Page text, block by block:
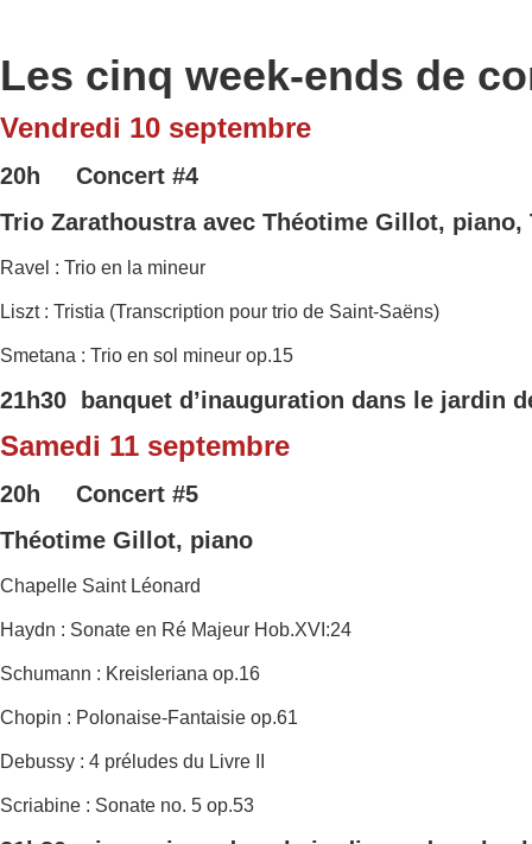
Les cinq week-ends de
Vendredi 10 septembre
20h Concert #4
Trio Zarathoustra avec Théotime Gillot,
Ravel : Trio en la mineur
Liszt : Tristia (Transcription pour trio de Saint-Saëns)
Smetana : Trio en sol mineur op.15
21h30 banquet d’inauguration dans le jardin
Samedi 11 septembre
20h Concert #5
Théotime Gillot, piano
Chapelle Saint Léonard
Haydn : Sonate en Ré Majeur Hob.XVI:24
Schumann : Kreisleriana op.16
Chopin : Polonaise-Fantaisie op.61
Debussy : 4 préludes du Livre II
Scriabine : Sonate no. 5 op.53